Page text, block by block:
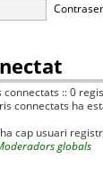
connectats :: 0
connectats ha
cap usuari
globals